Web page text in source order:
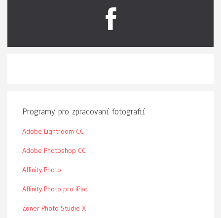
Programy pro zpracovaní fotografií
Adobe Lightroom CC
Adobe Photoshop CC
Affinity Photo
Affinity Photo pro iPad
Zoner Photo Studio X